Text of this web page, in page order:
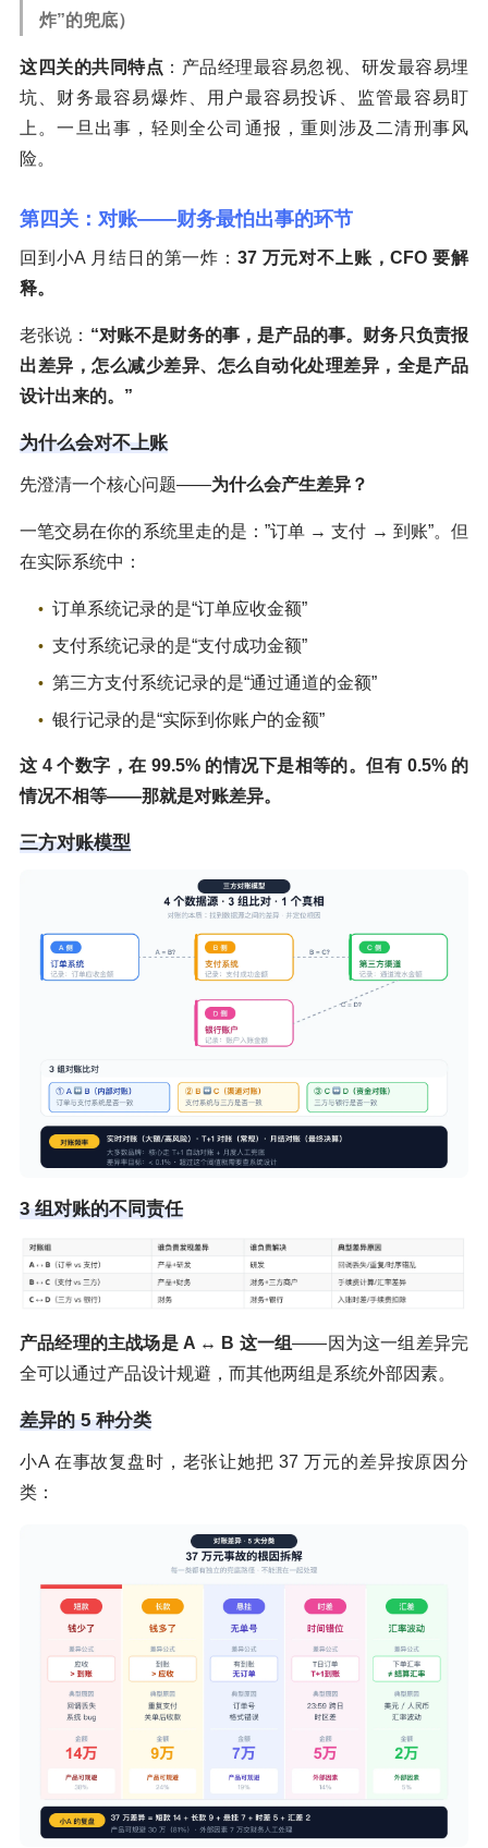
炸”的兜底）
这四关的共同特点 ：产品经理最容易忽视、研发最容易埋
坑、财务最容易爆炸、用户最容易投诉、监管最容易盯
上。一旦出事，轻则全公司通报，重则涉及二清刑事风
险。
第四关：对账——财务最怕出事的环节
回到小A 月结日的第一炸： 37 万元对不上账，CFO 要解
释。
老张说： “对账不是财务的事，是产品的事。财务只负责报
出差异，怎么减少差异、怎么自动化处理差异，全是产品
设计出来的。”
为什么会对不上账
先澄清一个核心问题——为什么会产生差异？
一笔交易在你的系统里走的是：”订单 → 支付 → 到账”。但
在实际系统中：
订单系统记录的是“订单应收金额”
支付系统记录的是“支付成功金额”
第三方支付系统记录的是“通过通道的金额”
银行记录的是“实际到你账户的金额”
这 4 个数字，在 99.5% 的情况下是相等的。但有 0.5% 的
情况不相等——那就是对账差异。
三方对账模型
3 组对账的不同责任
产品经理的主战场是 A ↔ B 这一组——因为这一组差异完
全可以通过产品设计规避，而其他两组是系统外部因素。
差异的 5 种分类
小A 在事故复盘时，老张让她把 37 万元的差异按原因分
类：